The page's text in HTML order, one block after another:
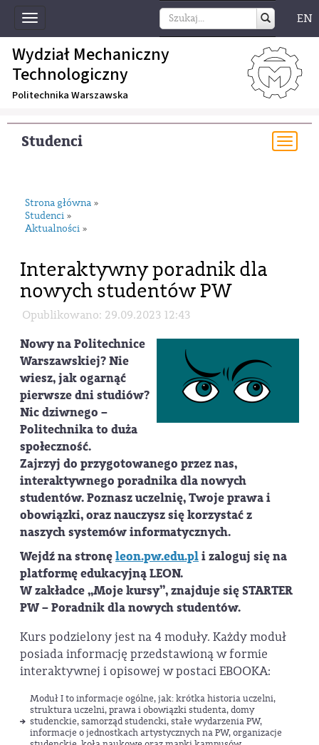
Toggle
navigation
EN
Wydział Mechaniczny
Technologiczny
Politechnika Warszawska
Studenci
Strona główna »
Studenci »
Aktualności »
Interaktywny poradnik dla
nowych studentów PW
Opublikowano: 29.09.2023 12:43
Nowy na Politechnice
Warszawskiej? Nie
wiesz, jak ogarnąć
pierwsze dni studiów?
Nic dziwnego –
Politechnika to duża
społeczność.
Zajrzyj do przygotowanego przez nas,
interaktywnego poradnika dla nowych
studentów. Poznasz uczelnię, Twoje prawa i
obowiązki, oraz nauczysz się korzystać z
naszych systemów informatycznych.
Wejdź na stronęleon.pw.edu.pli zaloguj się na
platformę edukacyjną LEON.
W zakładce „Moje kursy”, znajduje sięSTARTER
PW – Poradnik dla nowych studentów.
Kurs podzielony jest na 4 moduły. Każdy moduł
posiada informację przedstawioną w formie
interaktywnej i opisowej w postaci EBOOKA:
Moduł I to informacje ogólne, jak: krótka historia uczelni,
struktura uczelni, prawa i obowiązki studenta, domy
studenckie, samorząd studencki, stałe wydarzenia PW,
informacje o jednostkach artystycznych na PW, organizacje